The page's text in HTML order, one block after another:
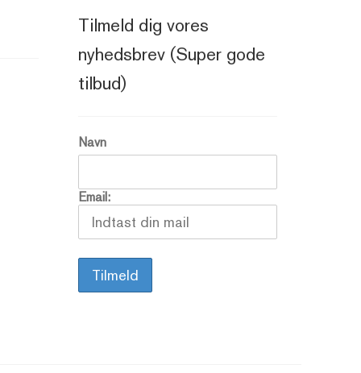
Tilmeld dig vores
nyhedsbrev (Super gode
tilbud)
Navn
Email: